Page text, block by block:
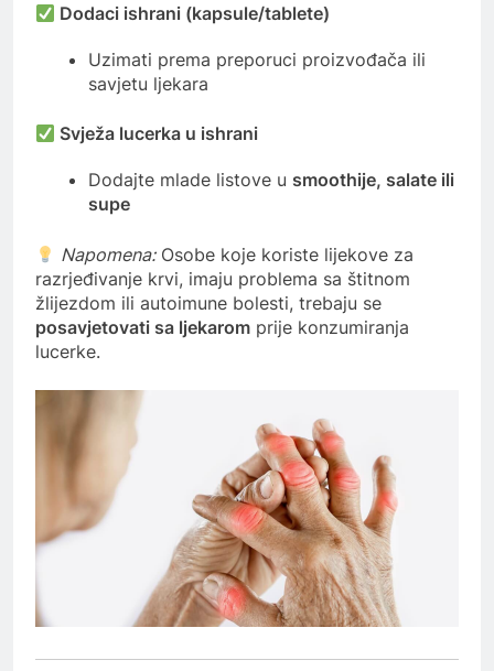
Dodaci ishrani (kapsule/tablete)
Uzimati prema preporuci proizvođača ili
savjetu ljekara
Svježa lucerka u ishrani
Dodajte mlade listove u smoothije, salate ili
supe
Napomena:Osobe koje koriste lijekove za
razrjeđivanje krvi, imaju problema sa štitnom
žlijezdom ili autoimune bolesti, trebaju se
posavjetovati sa ljekarom prije konzumiranja
lucerke.